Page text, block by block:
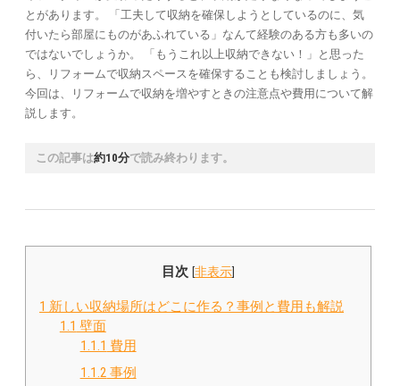
とがあります。 「工夫して収納を確保しようとしているのに、気
付いたら部屋にものがあふれている」なんて経験のある方も多いの
ではないでしょうか。 「もうこれ以上収納できない！」と思った
ら、リフォームで収納スペースを確保することも検討しましょう。
今回は、リフォームで収納を増やすときの注意点や費用について解
説します。
この記事は約10分で読み終わります。
目次 [非表示]
1 新しい収納場所はどこに作る？事例と費用も解説
1.1 壁面
1.1.1 費用
1.1.2 事例